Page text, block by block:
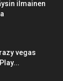
ilmainen
vegas